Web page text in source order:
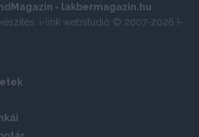
- lakbermagazin.hu
i-link webstúdió © 2007-2026 I-